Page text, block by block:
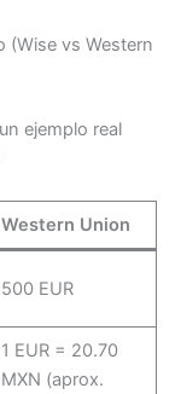
(Wise vs Western
ejemplo real
Western Union
500 EUR
1 EUR = 20.70
MXN (aprox.